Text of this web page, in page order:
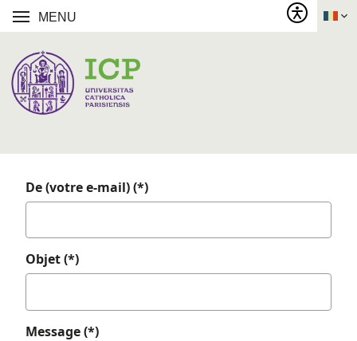
MENU
De (votre e-mail) (*)
Objet (*)
Message (*)